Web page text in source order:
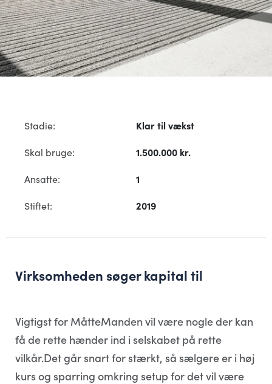
Stadie:
Klar til vækst
Skal bruge:
1.500.000 kr.
Ansatte:
1
Stiftet:
2019
Virksomheden søger kapital til
Vigtigst for MåtteManden vil være nogle der kan
få de rette hænder ind i selskabet på rette
vilkår.Det går snart for stærkt, så sælgere er i høj
kurs og sparring omkring setup for det vil være